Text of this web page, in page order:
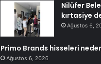
Nilüfer
kırtasiye
Ağustos 6,
Primo Brands hisseleri
Ağustos 6, 2026